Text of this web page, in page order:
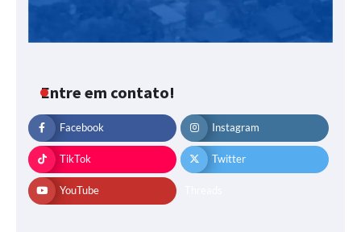
Entre em contato!
Facebook Instagram
TikTok Twitter
YouTube